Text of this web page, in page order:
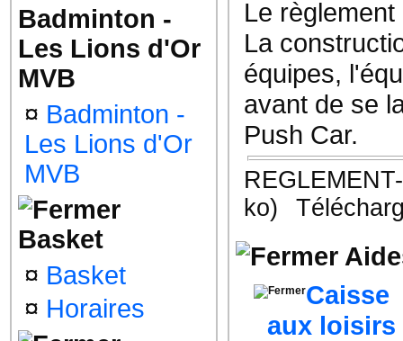
Badminton -
Les Lions d'Or
MVB
¤ Badminton -
Les Lions d'Or
MVB
Basket
¤ Basket
¤ Horaires
Le
La
équipes,
avant de se
Push Car.
ko)
aux loisirs